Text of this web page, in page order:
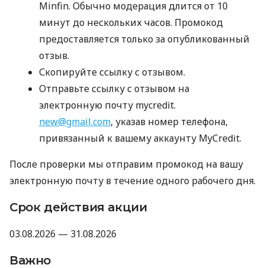
Minfin. Обычно модерация длится от 10
минут до нескольких часов. Промокод
предоставляется только за опубликованный
отзыв.
Скопируйте ссылку с отзывом.
Отправьте ссылку с отзывом на
электронную почту mycredit.
new@gmail.com, указав номер телефона,
привязанный к вашему аккаунту MyCredit.
После проверки мы отправим промокод на вашу
электронную почту в течение одного рабочего дня.
Срок действия акции
03.08.2026 — 31.08.2026
Важно